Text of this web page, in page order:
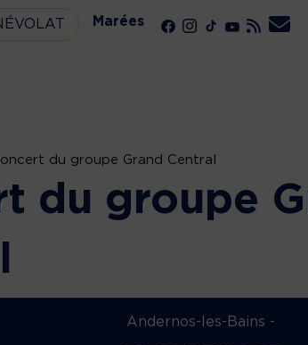
Marées
du groupe Grand Central
du groupe
Andernos-les-Bains -